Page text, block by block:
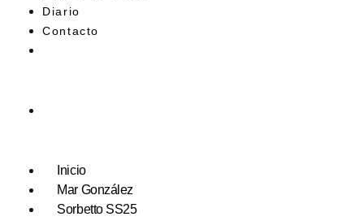
Diario
Contacto
Inicio
Mar González
Sorbetto SS25